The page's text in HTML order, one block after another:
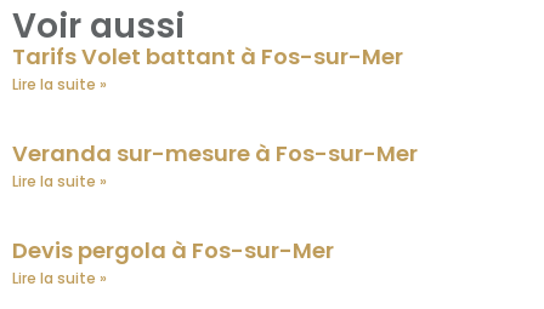
Voir aussi
Tarifs Volet battant à Fos-sur-Mer
Lire la suite »
Veranda sur-mesure à Fos-sur-Mer
Lire la suite »
Devis pergola à Fos-sur-Mer
Lire la suite »